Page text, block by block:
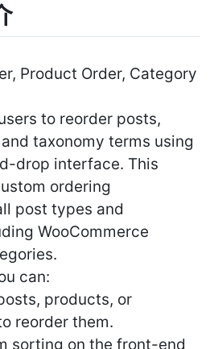
Product Order, Category
to reorder posts,
taxonomy terms using
drop interface. This
ordering
post types and
WooCommerce
can:
products, or
reorder them.
sorting on the front-end